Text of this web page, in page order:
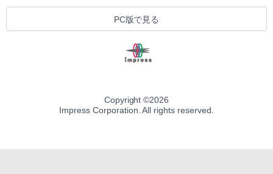
PC版で見る
Copyright ©2026
Impress Corporation. All rights reserved.